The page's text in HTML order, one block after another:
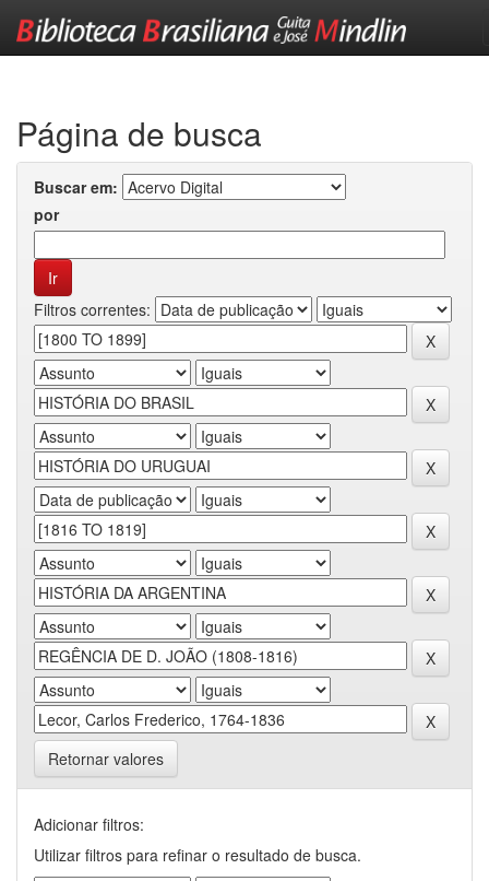
Página de busca
Buscar em:
por
Filtros correntes:
Retornar valores
Adicionar filtros:
Utilizar filtros para refinar o resultado de busca.